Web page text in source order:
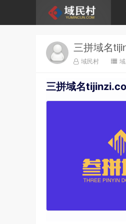
三拼域名
域民村
三拼域名